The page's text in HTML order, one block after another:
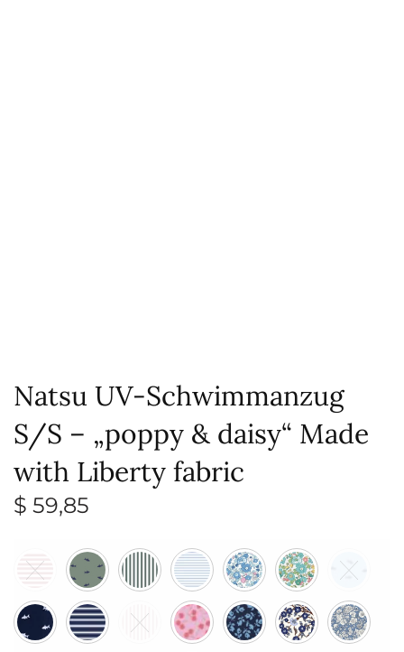
Natsu UV-Schwimmanzug
S/S – „poppy & daisy“ Made
with Liberty fabric
$ 59,85